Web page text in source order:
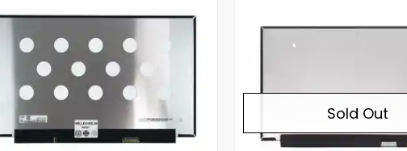
Sold Out